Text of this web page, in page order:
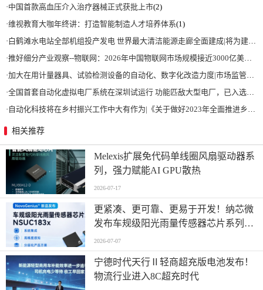
·中国首款高血压介入治疗器械正式获批上市(2)
·维视教育大咖年终讲：打造智能制造人才培养体系(1)
·白鹤滩水电站全部机组投产发电 世界最大清洁能源走廊全面建成|将为建设新型能源体系、保障国家能源安全、实现“双碳”目标提供有力支撑
·推好细分产业观察--物联网：2026年中国物联网市场规模接近3000亿美元 智慧工厂、智慧城市、智慧电网等将占60%以上
·加大在用计量器具、试验检测设备的自动化、数字化改造力度|市场监管总局 工业和信息化部 关于促进企业计量能力提升的指导意见
·全国首套自动化虚拟电厂系统在深圳试运行 功能匹敌大型电厂，已入选国际典型案例
· 自动化科技将在乡村振兴工作中大有作为|《关于做好2023年全面推进乡村振兴重点工作的意见》发布
相关推荐
Melexis扩展免代码单线圈风扇驱动器系
列，强力赋能AI GPU散热
2026-07-17
更紧凑、更可靠、更易于开发！纳芯微
发布车规级阳光雨量传感器芯片系列
NSUC183x
2026-07-07
宁德时代天行Ⅱ轻商超充版电池发布！
物流行业进入8C超充时代